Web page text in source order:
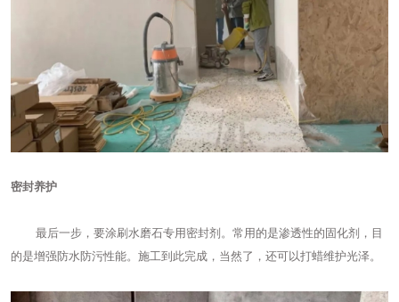
密封养护
最后一步，要涂刷水磨石专用密封剂。常用的是渗透性的固化剂，目
的是增强防水防污性能。施工到此完成，当然了，还可以打蜡维护光泽。